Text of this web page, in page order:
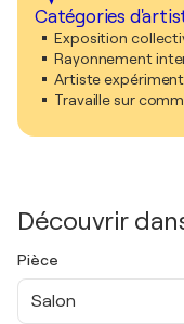
Catégories
Exposition
Rayonnement
Artiste
Travaille sur
Découvrir
Pièce
Salon